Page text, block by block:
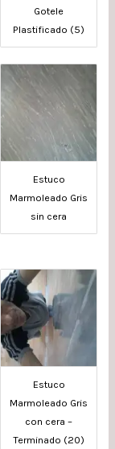
Gotele
Plastificado (5)
Estuco
Marmoleado Gris
sin cera
Estuco
Marmoleado Gris
con cera –
Terminado (20)